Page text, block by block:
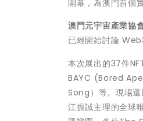
開幕，為澳門首個
澳門元宇宙產業協
已經開始討論
本次展出的37件
BAYC (Bored
Song）等。現場
江振誠主理的全球